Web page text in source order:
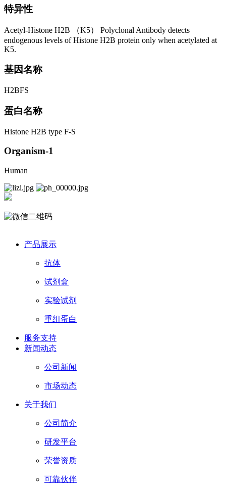
特异性
Acetyl-Histone H2B （K5） Polyclonal Antibody detects
endogenous levels of Histone H2B protein only when acetylated at
K5.
基因名称
H2BFS
蛋白名称
Histone H2B type F-S
Organism-1
Human
产品展示
抗体
试剂盒
实验试剂
重组蛋白
服务支持
新闻动态
公司新闻
市场动态
关于我们
公司简介
研发平台
荣誉资质
可靠伙伴